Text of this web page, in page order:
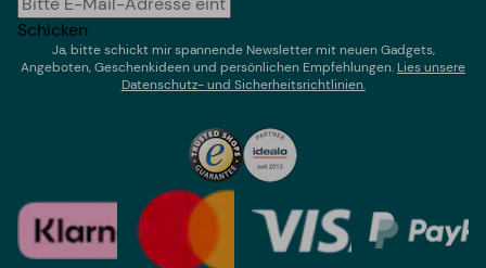
Schicken
Ja, bitte schickt mir spannende Newsletter mit neuen Gadgets,
Angeboten, Geschenkideen und persönlichen Empfehlungen. Lies unsere
Datenschutz- und Sicherheitsrichtlinien.